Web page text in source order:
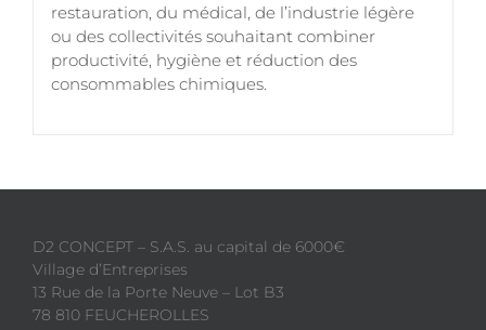
restauration, du médical, de l’industrie légère
ou des collectivités souhaitant combiner
productivité, hygiène et réduction des
consommables chimiques.
D2 CONCEPT – S.A.S. au capital de 6000€
Village d’Entreprises
13 Rue de la Porte Neuve – Lot B3
78 810 FEUCHEROLLES